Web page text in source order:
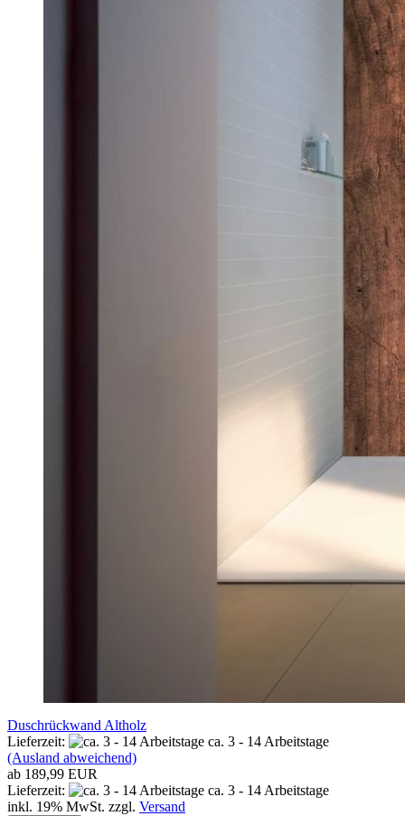
Duschrückwand Altholz
Lieferzeit:
ca. 3 - 14 Arbeitstage
(Ausland abweichend)
ab 189,99 EUR
Lieferzeit:
ca. 3 - 14 Arbeitstage
inkl. 19% MwSt. zzgl. Versand